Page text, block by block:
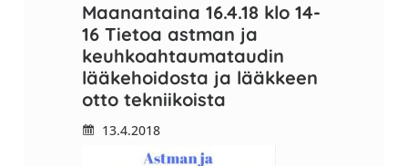
Maanantaina 16.4.18 klo 14-
16 Tietoa astman ja
keuhkoahtaumataudin
lääkehoidosta ja lääkkeen
otto tekniikoista
13.4.2018